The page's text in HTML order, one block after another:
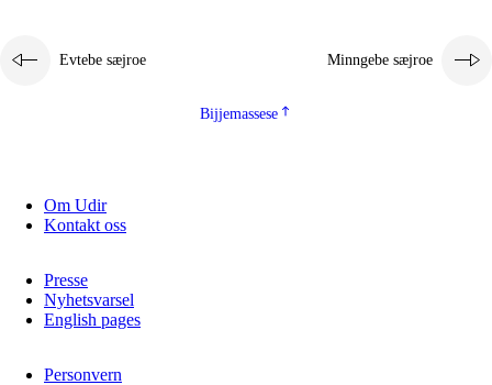
Evtebe sæjroe Minngebe sæjroe
Bijjemassese
Om Udir
Kontakt oss
Presse
Nyhetsvarsel
English pages
Personvern